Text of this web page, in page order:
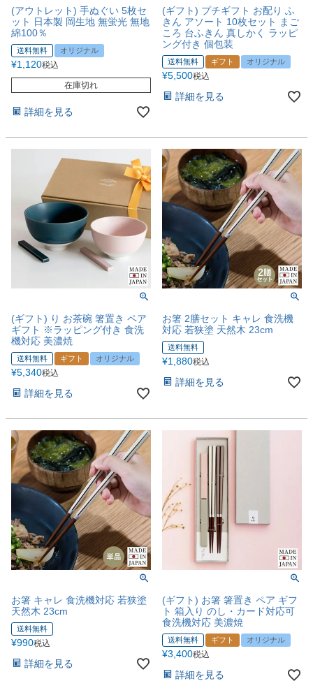
(アウトレット) 手ぬぐい 5枚セ
ット 日本製 岡生地 無蛍光 無地
綿100％
送料無料 オリジナル
¥1,120税込
在庫切れ
詳細を見る
(ギフト) プチギフト お配り ふ
きん アソート 10枚セット まご
ころ 台ふきん 真しかく ラッピ
ング付き 個包装
送料無料 ギフト オリジナル
¥5,500税込
詳細を見る
(ギフト) り お茶碗 箸置き ペア
ギフト ※ラッピング付き 食洗
機対応 美濃焼
送料無料 ギフト オリジナル
¥5,340税込
詳細を見る
お箸 2膳セット キャレ 食洗機
対応 若狭塗 天然木 23cm
送料無料
¥1,880税込
詳細を見る
お箸 キャレ 食洗機対応 若狭塗
天然木 23cm
送料無料
¥990税込
詳細を見る
(ギフト) お箸 箸置き ペア ギフ
ト 箱入り のし・カード対応可
食洗機対応 美濃焼
送料無料 ギフト オリジナル
¥3,400税込
詳細を見る